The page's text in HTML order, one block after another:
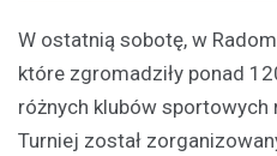
W ostatnią sobotę, w
które zgromadziły ponad
różnych klubów sportowych
Turniej został